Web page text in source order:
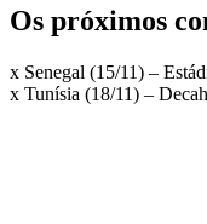
Os próximos
x Senegal (15/11) –
x Tunísia (18/11) –